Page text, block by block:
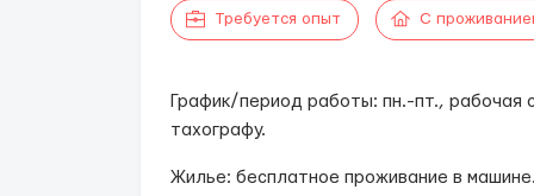
Требуется опыт С
График/период работы: пн.-пт., рабочая
тахографу.
Жилье: бесплатное проживание в